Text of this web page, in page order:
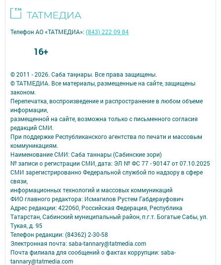
© 2011 - 2026. Саба таңнары. Все права защищены.
© ТАТМЕДИА. Все материалы, размещенные на сайте, защищены
законом.
Перепечатка, воспроизведение и распространение в любом объеме
информации,
размещенной на сайте, возможна только с письменного согласия
редакций СМИ.
При поддержке Республиканского агентства по печати и массовым
коммуникациям.
Наименование СМИ: Саба таннары (Сабинские зори)
№ записи о регистрации СМИ, дата: ЭЛ № ФС 77 - 90147 от 07.10.2025
СМИ зарегистрированно Федеральной службой по надзору в сфере
связи,
информационных технологий и массовых коммуникаций
ФИО главного редактора: Исмагилов Рустем Габдерауфович
Адрес редакции: 422060, Российская Федерация, Республика
Татарстан, Сабинский муниципальный район, п.г.т. Богатые Сабы, ул.
Тукая, д. 95
Телефон редакции: (84362) 2-30-58
Электронная почта: saba-tannary@tatmedia.com
Почта филиала для сообщений о фактах коррупции: saba-
tannary@tatmedia.com
Телефон АО «ТАТМЕДИА»:(843) 222 09 84
16+